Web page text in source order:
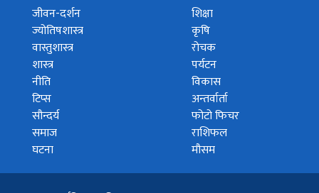
जीवन-दर्शन
ज्योतिषशास्त्र
वास्तुशास्त्र
शास्त्र
नीति
टिप्स
सौन्दर्य
समाज
घटना
शिक्षा
कृषि
रोचक
पर्यटन
विकास
अन्तर्वार्ता
फोटो फिचर
राशिफल
मौसम